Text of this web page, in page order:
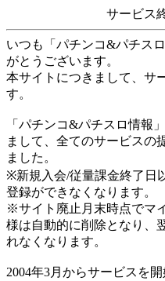
サービス
いつも「パチンコ&パチス
がとうございます。
本サイトにつきまして、サ
す。
「パチンコ&パチスロ情報
まして、全てのサービスの
ました。
※新規入会/従量課金終了日
登録ができなくなります。
※サイト廃止月末時点でマ
様は自動的に削除となり、
れなくなります。
2004年3月からサービスを